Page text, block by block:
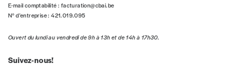
E-mail comptabilité : facturation@cbai.be
N° d’entreprise : 421.019.095
Ouvert du lundi au vendredi de 9h à 13h et de 14h à 17h30.
Suivez-nous!